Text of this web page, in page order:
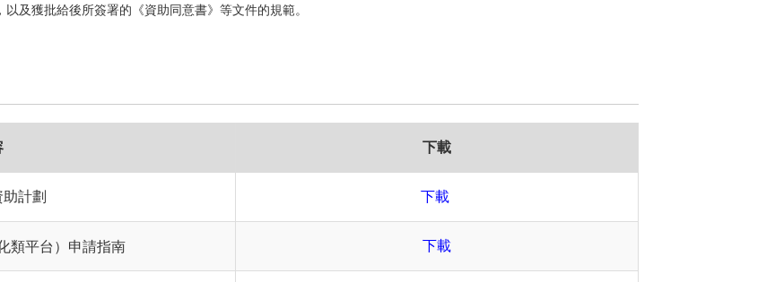
及獲批給後所簽署的《資助同意書》等文件的規範。
下載
計劃 下載
類平台）申請指南 下載